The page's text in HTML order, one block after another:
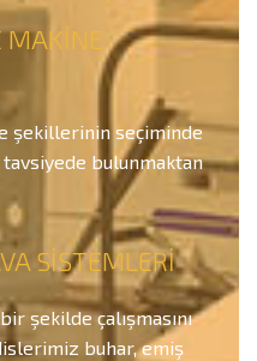
MAKİNE
şekillerinin seçiminde
tavsiyede bulunmaktan
SİSTEMLERİ
şekilde çalışmasını
buhar, emiş